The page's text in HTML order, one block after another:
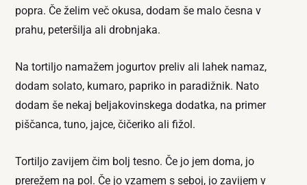
popra. Če želim več okusa, dodam še malo česna v
prahu, peteršilja ali drobnjaka.
Na tortiljo namažem jogurtov preliv ali lahek namaz,
dodam solato, kumaro, papriko in paradižnik. Nato
dodam še nekaj beljakovinskega dodatka, na primer
piščanca, tuno, jajce, čičeriko ali fižol.
Tortiljo zavijem čim bolj tesno. Če jo jem doma, jo
prerežem na pol. Če jo vzamem s seboj, jo zavijem v